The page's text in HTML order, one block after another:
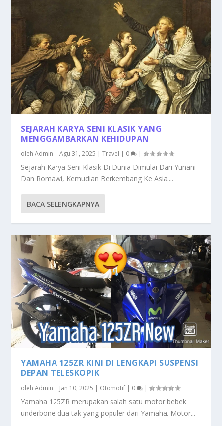
SEJARAH KARYA SENI KLASIK YANG
MENGGAMBARKAN KEHIDUPAN
olehAdmin |Agu 31, 2025 |Travel | 0 |
Sejarah Karya Seni Klasik Di Dunia Dimulai Dari Yunani
Dan Romawi, Kemudian Berkembang Ke Asia....
BACA SELENGKAPNYA
YAMAHA 125ZR KINI DI LENGKAPI SUSPENSI
DEPAN TELESKOPIK
olehAdmin | Jan 10, 2025 | Otomotif | 0 |
Yamaha 125ZR merupakan salah satu motor bebek
underbone dua tak yang populer dari Yamaha. Motor...